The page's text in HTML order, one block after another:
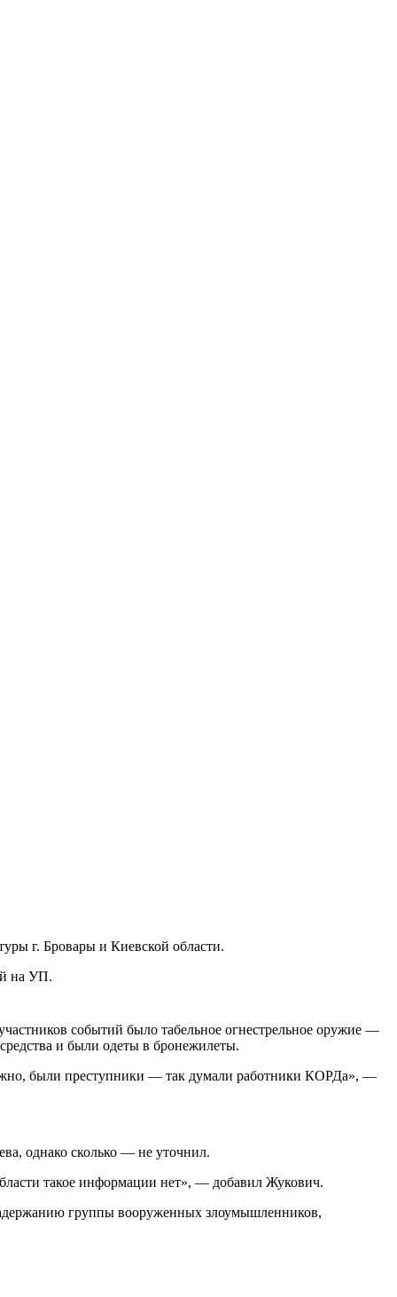
г. Бровары и Киевской области.
на УП.
событий было табельное огнестрельное оружие —
и были одеты в бронежилеты.
были преступники — так думали работники КОРДа», —
однако сколько — не уточнил.
такое информации нет», — добавил Жукович.
группы вооруженных злоумышленников,